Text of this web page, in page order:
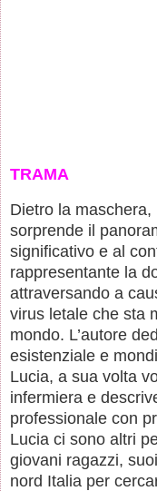
TRAMA
Dietro la
sorprende il
significativo e al
rappresentante la
attraversando a
virus letale che sta
mondo. L’autore
esistenziale e
Lucia, a sua volta
infermiera e
professionale con
Lucia ci sono altri
giovani ragazzi,
nord Italia per